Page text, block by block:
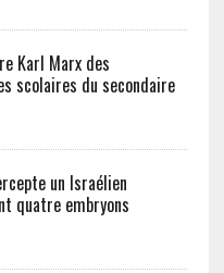
Karl Marx des
scolaires du secondaire
un Israélien
quatre embryons